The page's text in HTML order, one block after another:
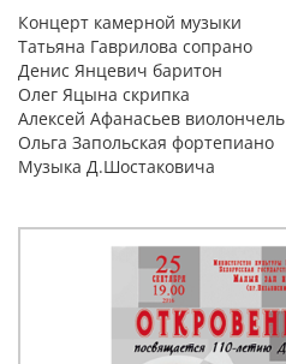
Концерт камерной музыки
Татьяна Гаврилова сопрано
Денис Янцевич баритон
Олег Яцына скрипка
Алексей Афанасьев виолончель
Ольга Запольская фортепиано
Музыка Д.Шостаковича